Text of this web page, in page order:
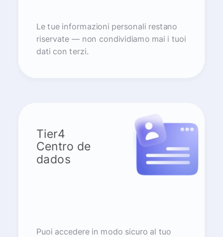
Le tue informazioni personali restano
riservate — non condividiamo mai i tuoi
dati con terzi.
Tier4
Centro de
dados
Puoi accedere in modo sicuro al tuo